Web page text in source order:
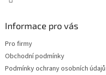
Informace pro vás
Pro firmy
Obchodní podmínky
Podmínky ochrany osobních údajů